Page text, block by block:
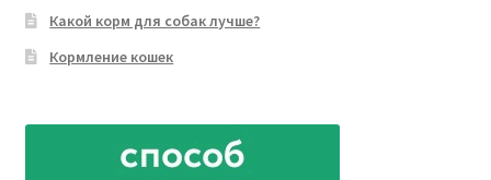
Какой корм для собак лучше?
Кормление кошек